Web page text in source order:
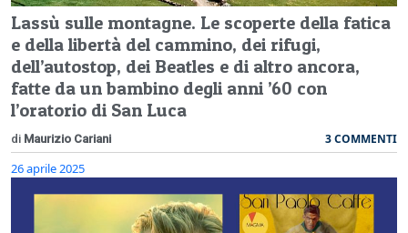
Lassù sulle montagne. Le scoperte della fatica
e della libertà del cammino, dei rifugi,
dell’autostop, dei Beatles e di altro ancora,
fatte da un bambino degli anni ’60 con
l’oratorio di San Luca
di Maurizio Cariani 3 COMMENTI
26 aprile 2025